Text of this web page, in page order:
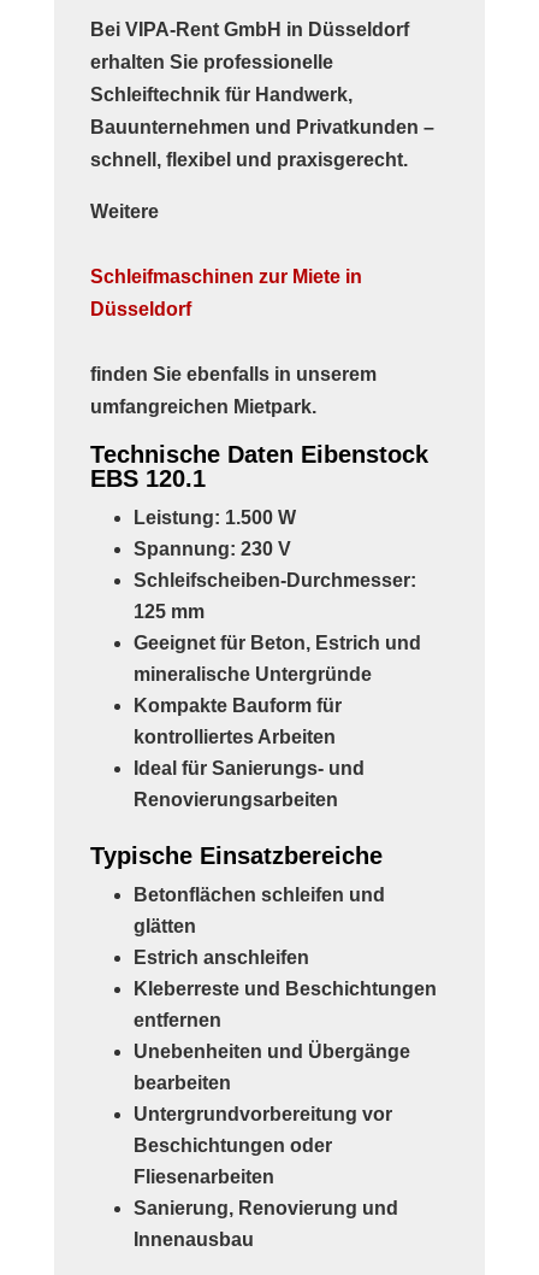
Bei VIPA-Rent GmbH in Düsseldorf
erhalten Sie professionelle
Schleiftechnik für Handwerk,
Bauunternehmen und Privatkunden –
schnell, flexibel und praxisgerecht.
Weitere
Schleifmaschinen zur Miete in
Düsseldorf
finden Sie ebenfalls in unserem
umfangreichen Mietpark.
Technische Daten Eibenstock
EBS 120.1
Leistung: 1.500 W
Spannung: 230 V
Schleifscheiben-Durchmesser:
125 mm
Geeignet für Beton, Estrich und
mineralische Untergründe
Kompakte Bauform für
kontrolliertes Arbeiten
Ideal für Sanierungs- und
Renovierungsarbeiten
Typische Einsatzbereiche
Betonflächen schleifen und
glätten
Estrich anschleifen
Kleberreste und Beschichtungen
entfernen
Unebenheiten und Übergänge
bearbeiten
Untergrundvorbereitung vor
Beschichtungen oder
Fliesenarbeiten
Sanierung, Renovierung und
Innenausbau